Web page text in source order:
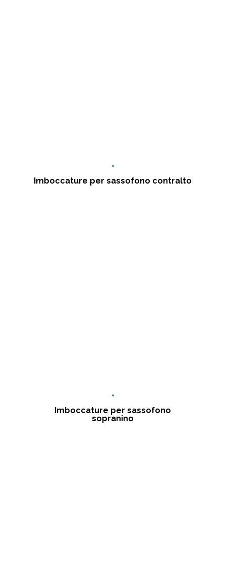
Imboccature per sassofono contralto
Imboccature per sassofono
sopranino